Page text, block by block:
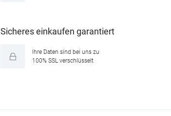
Sicheres einkaufen garantiert
Ihre Daten sind bei uns zu
100% SSL verschlüsselt